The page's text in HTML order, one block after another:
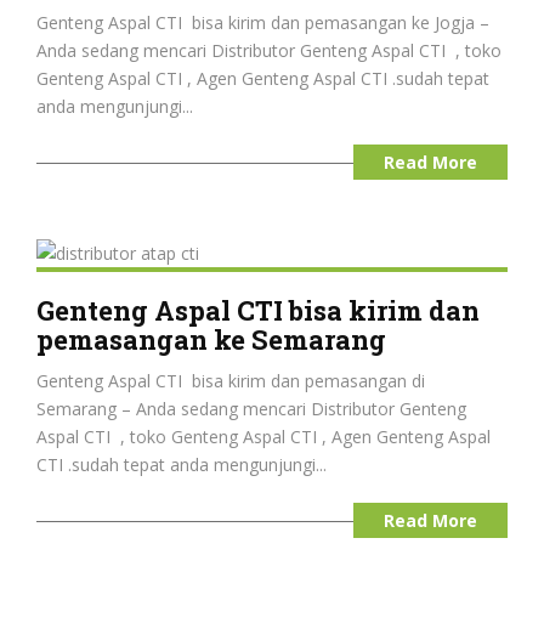
Genteng Aspal CTI bisa kirim dan pemasangan ke Jogja –
Anda sedang mencari Distributor Genteng Aspal CTI , toko
Genteng Aspal CTI , Agen Genteng Aspal CTI .sudah tepat
anda mengunjungi...
Read More
Genteng Aspal CTI bisa kirim dan
pemasangan ke Semarang
Genteng Aspal CTI bisa kirim dan pemasangan di
Semarang – Anda sedang mencari Distributor Genteng
Aspal CTI , toko Genteng Aspal CTI , Agen Genteng Aspal
CTI .sudah tepat anda mengunjungi...
Read More